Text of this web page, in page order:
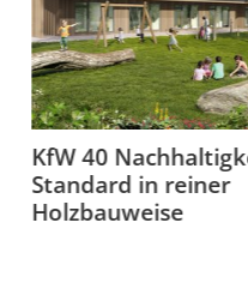
KfW 40 Nachhaltigkeits-
Standard in reiner
Holzbauweise